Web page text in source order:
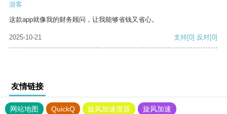
游客
这款app就像我的财务顾问，让我能够省钱又省心。
2025-10-21 支持[0] 反对[0]
友情链接
网站地图 QuickQ 旋风加速度器
旋风加速